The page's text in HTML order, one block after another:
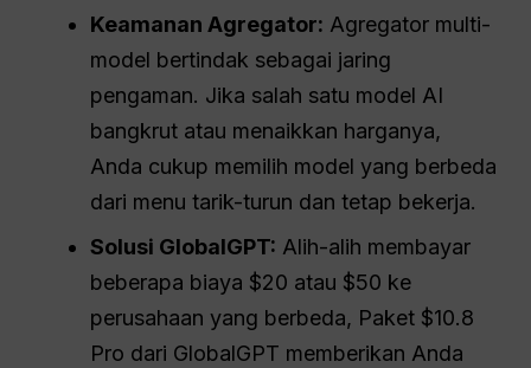
Keamanan Agregator: Agregator multi-
model bertindak sebagai jaring
pengaman. Jika salah satu model AI
bangkrut atau menaikkan harganya,
Anda cukup memilih model yang berbeda
dari menu tarik-turun dan tetap bekerja.
Solusi GlobalGPT: Alih-alih membayar
beberapa biaya $20 atau $50 ke
perusahaan yang berbeda, Paket $10.8
Pro dari GlobalGPT memberikan Anda